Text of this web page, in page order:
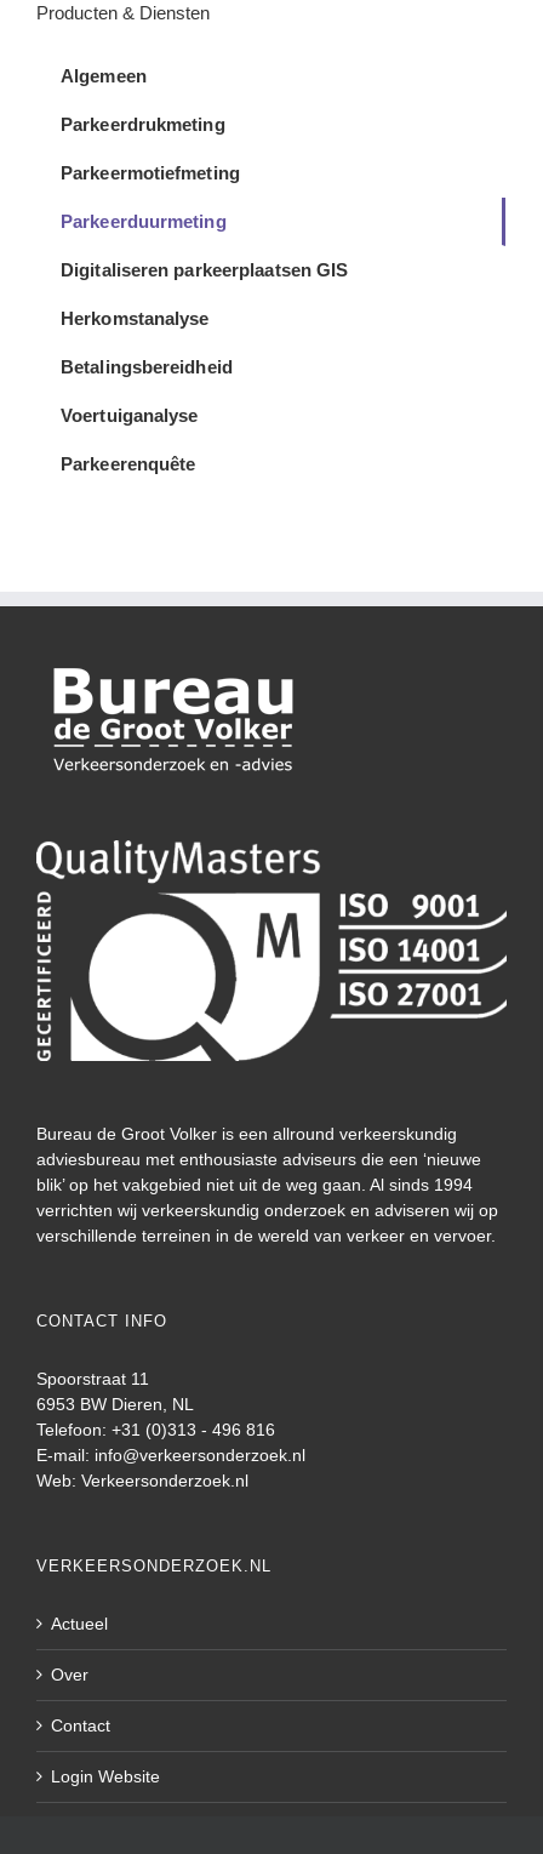
Producten & Diensten
Algemeen
Parkeerdrukmeting
Parkeermotiefmeting
Parkeerduurmeting
Digitaliseren parkeerplaatsen GIS
Herkomstanalyse
Betalingsbereidheid
Voertuiganalyse
Parkeerenquête
Bureau de Groot Volker is een allround verkeerskundig
adviesbureau met enthousiaste adviseurs die een ‘nieuwe
blik’ op het vakgebied niet uit de weg gaan. Al sinds 1994
verrichten wij verkeerskundig onderzoek en adviseren wij op
verschillende terreinen in de wereld van verkeer en vervoer.
CONTACT INFO
Spoorstraat 11
6953 BW Dieren, NL
Telefoon: +31 (0)313 - 496 816
E-mail: info@verkeersonderzoek.nl
Web: Verkeersonderzoek.nl
VERKEERSONDERZOEK.NL
Actueel
Over
Contact
Login Website